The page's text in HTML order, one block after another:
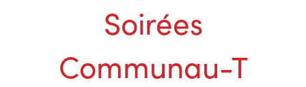
Soirées
Communau-T